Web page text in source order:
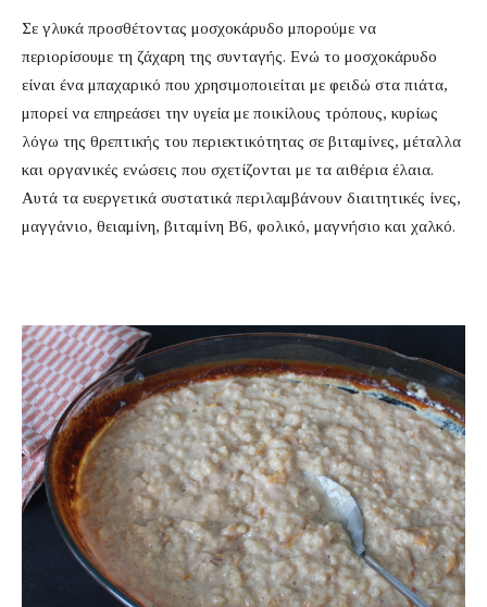
Σε γλυκά προσθέτοντας μοσχοκάρυδο μπορούμε να
περιορίσουμε τη ζάχαρη της συνταγής. Ενώ το μοσχοκάρυδο
είναι ένα μπαχαρικό που χρησιμοποιείται με φειδώ στα πιάτα,
μπορεί να επηρεάσει την υγεία με ποικίλους τρόπους, κυρίως
λόγω της θρεπτικής του περιεκτικότητας σε βιταμίνες, μέταλλα
και οργανικές ενώσεις που σχετίζονται με τα αιθέρια έλαια.
Αυτά τα ευεργετικά συστατικά περιλαμβάνουν διαιτητικές ίνες,
μαγγάνιο, θειαμίνη, βιταμίνη Β6, φολικό, μαγνήσιο και χαλκό.